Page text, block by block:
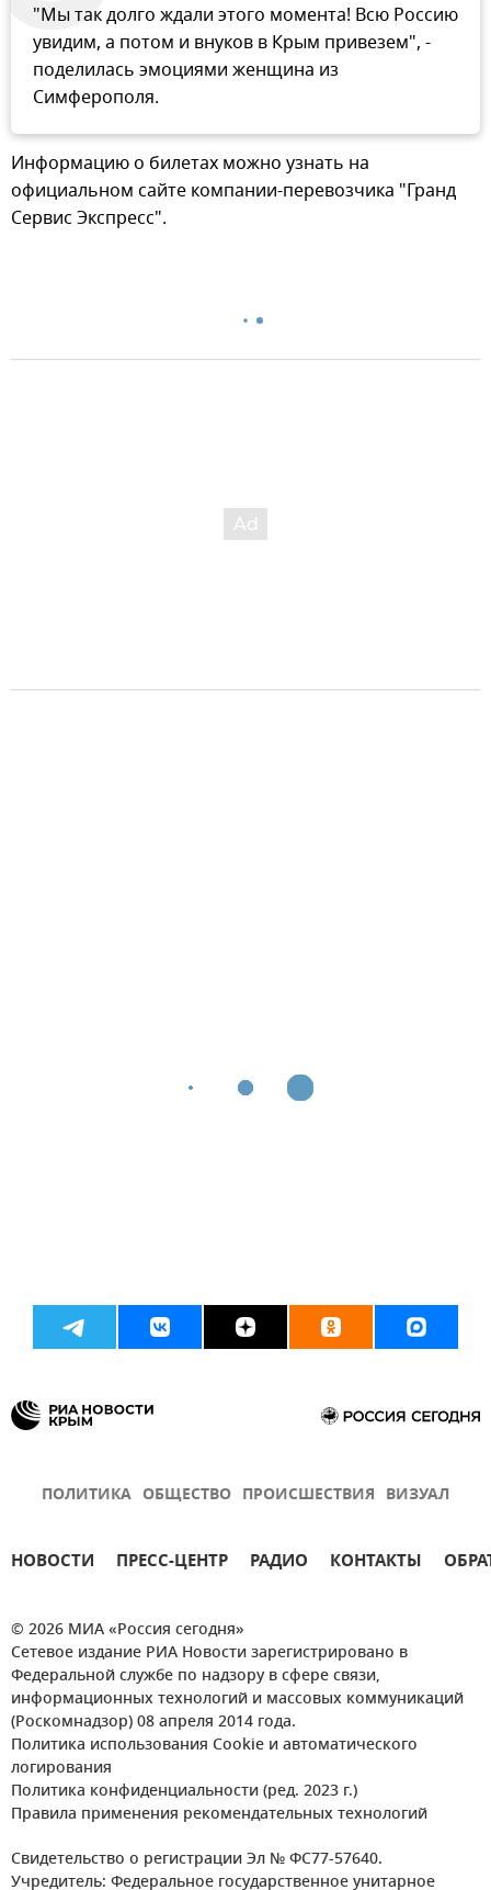
"Мы так долго ждали этого момента! Всю Россию
увидим, а потом и внуков в Крым привезем", -
поделилась эмоциями женщина из
Симферополя.
Информацию о билетах можно узнать на
официальном сайте компании-перевозчика "Гранд
Сервис Экспресс".
ПОЛИТИКА ОБЩЕСТВО ПРОИСШЕСТВИЯ ВИЗУАЛ
НОВОСТИ ПРЕСС-ЦЕНТР РАДИО КОНТАКТЫ
© 2026 МИА «Россия сегодня»
Сетевое издание РИА Новости зарегистрировано в
Федеральной службе по надзору в сфере связи,
информационных технологий и массовых коммуникаций
(Роскомнадзор) 08 апреля 2014 года.
Политика использования Cookie и автоматического
логирования
Политика конфиденциальности (ред. 2023 г.)
Правила применения рекомендательных технологий
Свидетельство о регистрации Эл № ФС77-57640.
Учредитель: Федеральное государственное унитарное